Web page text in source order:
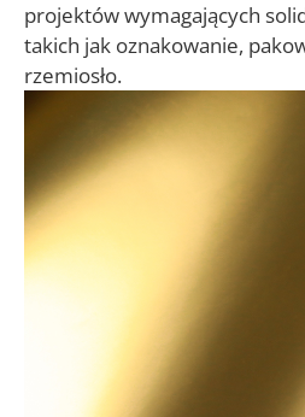
projektów wymagających
takich jak oznakowanie,
rzemiosło.